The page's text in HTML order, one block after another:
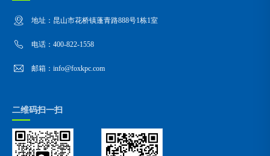
地址：昆山市花桥镇蓬青路888号1栋1室
电话：400-822-1558
邮箱：info@foxkpc.com
二维码扫一扫